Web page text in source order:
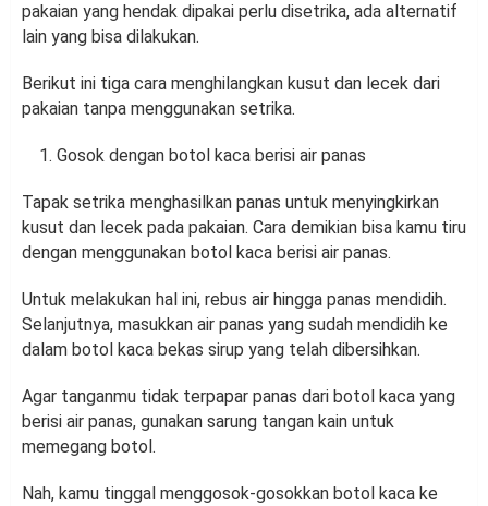
pakaian yang hendak dipakai perlu disetrika, ada alternatif
lain yang bisa dilakukan.
Berikut ini tiga cara menghilangkan kusut dan lecek dari
pakaian tanpa menggunakan setrika.
Gosok dengan botol kaca berisi air panas
Tapak setrika menghasilkan panas untuk menyingkirkan
kusut dan lecek pada pakaian. Cara demikian bisa kamu tiru
dengan menggunakan botol kaca berisi air panas.
Untuk melakukan hal ini, rebus air hingga panas mendidih.
Selanjutnya, masukkan air panas yang sudah mendidih ke
dalam botol kaca bekas sirup yang telah dibersihkan.
Agar tanganmu tidak terpapar panas dari botol kaca yang
berisi air panas, gunakan sarung tangan kain untuk
memegang botol.
Nah, kamu tinggal menggosok-gosokkan botol kaca ke